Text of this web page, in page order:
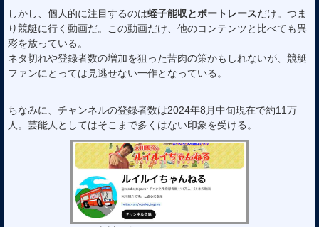
しかし、個人的に注目するのは蛭子能収とボートレースだけ。つま
り競艇に行く動画だ。この動画だけ、他のコンテンツと比べても異
彩を放っている。
ネタ切れや登録者数の増加を狙った苦肉の策かもしれないが、競艇
ファンにとっては見逃せない一作となっている。
ちなみに、チャンネルの登録者数は2024年8月中旬現在で約11万
人。芸能人としてはそこまで多くはない印象を受ける。